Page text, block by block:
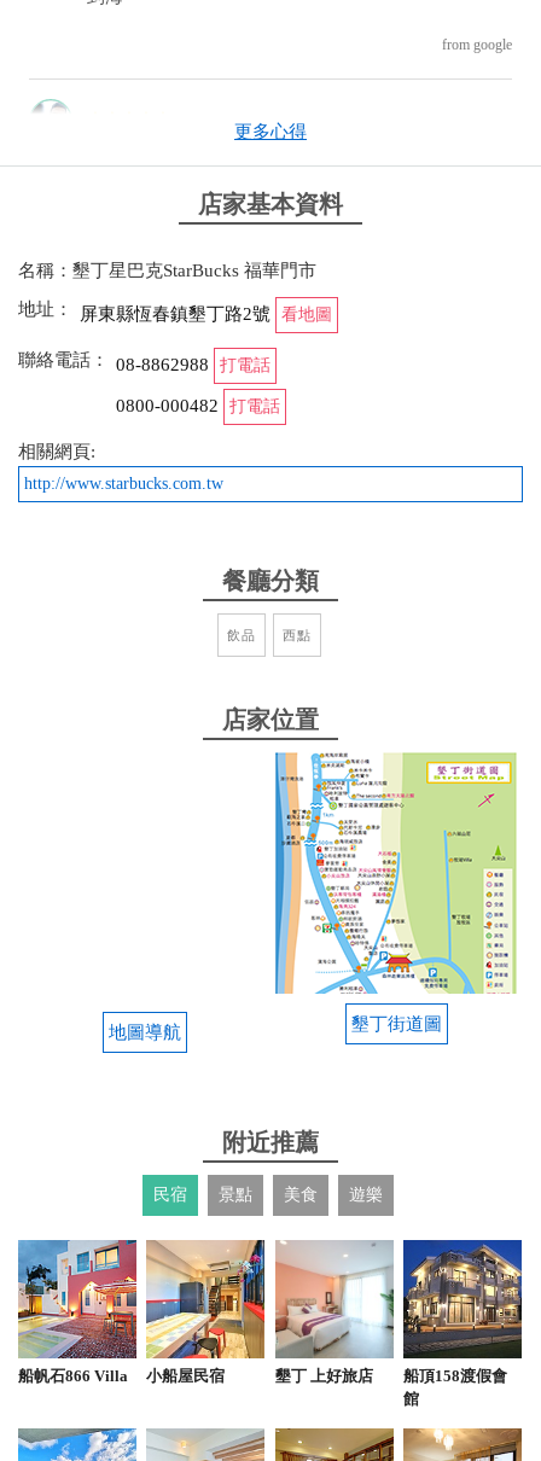
from google
2026-01-01 19:07:26
第一次來到最南端的星巴克 2026年1月1號 客人沒有
預期的多 不需要太多等候 點了一杯當季特色「維也
納風香醇那堤」 和可麗露就出發去南灣 看夕陽
2025-10-26 10:40:11
墾丁的太陽太熱情了，來一杯星冰樂消消暑
走過凱撒 經過福華 店就在郵局旁邊 只要來玩 來工作
一定要來喝一杯美式 吃一個司康 就是陽光 沙灘之外
只有親切 熱情和微笑 一樣的咖啡和食物 換個地方 氛
2025-09-22 09:54:51
夥伴們很用心幫我們做咖啡，很親切、環境優質，來
墾丁一定要來踩點的地方，吹吹海風喝杯星巴克颱風
天也很愜意，而且是台灣最南端的星巴克唷！ 真的很
棒，夥伴們辛苦囉！給您們滿滿❤️❤️❤️
from google
講解咖啡的特性，也試喝了同款咖啡豆熱跟冰的口感
2025-07-25 18:42:56
座位很多，整體環境的採光非常好 店員的服務態度極
佳，非常親切，針對客人的問題皆一一清楚回覆如果
大家在墾丁旅遊時遇到下雨，在這間星巴克度過午後
更多心得
店家基本資料
名稱：墾丁星巴克StarBucks 福華門市
地址：
屏東縣恆春鎮墾丁路2號 看地圖
聯絡電話： 08-8862988 打電話
0800-000482 打電話
相關網頁:
http://www.starbucks.com.tw
餐廳分類
飲品 西點
店家位置
地圖導航 墾丁街道圖
附近推薦
民宿 景點 美食 遊樂
船帆石866 Villa 小船屋民宿 墾丁 上好旅店
船頂158渡假會
館